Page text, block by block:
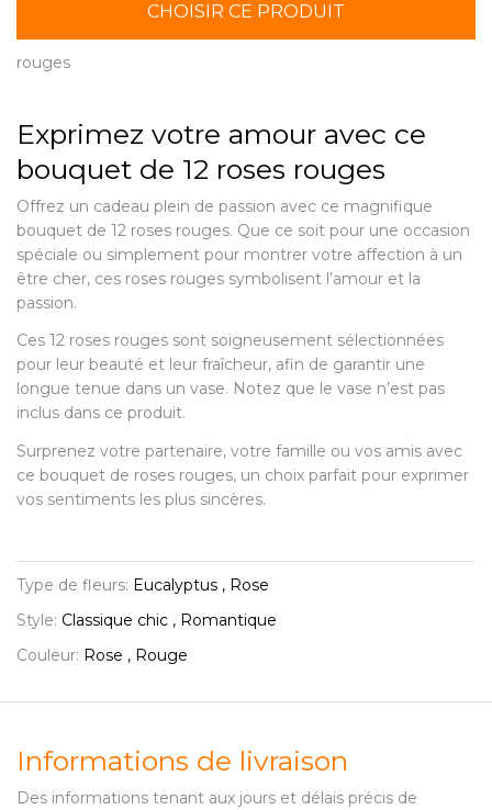
CHOISIR CE PRODUIT
rouges
Exprimez votre amour avec ce
bouquet de 12 roses rouges
Offrez un cadeau plein de passion avec ce magnifique
bouquet de 12 roses rouges. Que ce soit pour une occasion
spéciale ou simplement pour montrer votre affection à un
être cher, ces roses rouges symbolisent l’amour et la
passion.
Ces 12 roses rouges sont soigneusement sélectionnées
pour leur beauté et leur fraîcheur, afin de garantir une
longue tenue dans un vase. Notez que le vase n’est pas
inclus dans ce produit.
Surprenez votre partenaire, votre famille ou vos amis avec
ce bouquet de roses rouges, un choix parfait pour exprimer
vos sentiments les plus sincères.
Type de fleurs: Eucalyptus , Rose
Style: Classique chic , Romantique
Couleur: Rose , Rouge
Informations de livraison
Des informations tenant aux jours et délais précis de